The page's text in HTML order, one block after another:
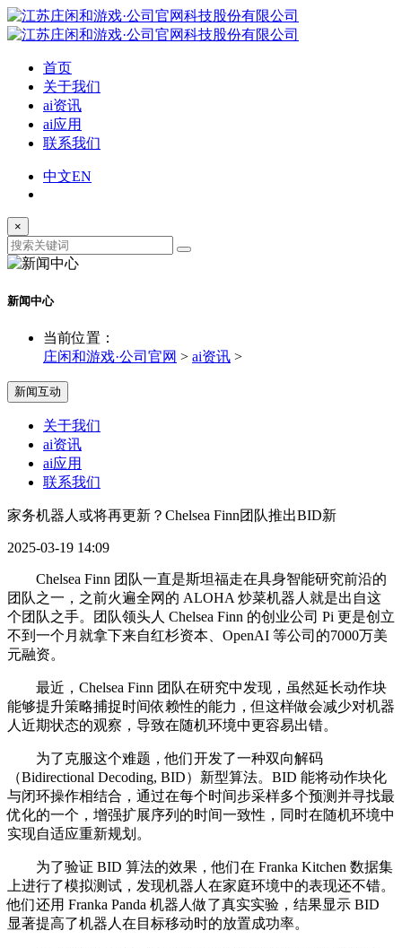
首页
关于我们
ai资讯
ai应用
联系我们
中文EN
×
新闻中心
当前位置：
庄闲和游戏·公司官网 > ai资讯 >
新闻互动
关于我们
ai资讯
ai应用
联系我们
家务机器人或将再更新？Chelsea Finn团队推出BID新
2025-03-19 14:09
Chelsea Finn 团队一直是斯坦福走在具身智能研究前沿的
团队之一，之前火遍全网的 ALOHA 炒菜机器人就是出自这
个团队之手。团队领头人 Chelsea Finn 的创业公司 Pi 更是创立
不到一个月就拿下来自红杉资本、OpenAI 等公司的7000万美
元融资。
最近，Chelsea Finn 团队在研究中发现，虽然延长动作块
能够提升策略捕捉时间依赖性的能力，但这样做会减少对机器
人近期状态的观察，导致在随机环境中更容易出错。
为了克服这个难题，他们开发了一种双向解码
（Bidirectional Decoding, BID）新型算法。BID 能将动作块化
与闭环操作相结合，通过在每个时间步采样多个预测并寻找最
优化的一个，增强扩展序列的时间一致性，同时在随机环境中
实现自适应重新规划。
为了验证 BID 算法的效果，他们在 Franka Kitchen 数据集
上进行了模拟测试，发现机器人在家庭环境中的表现还不错。
他们还用 Franka Panda 机器人做了真实实验，结果显示 BID
显著提高了机器人在目标移动时的放置成功率。